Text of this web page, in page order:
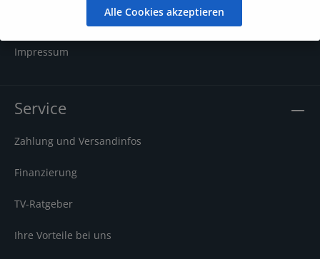
Impressum
Service
Zahlung und Versandinfos
Finanzierung
TV-Ratgeber
Ihre Vorteile bei uns
Alle Cookies akzeptieren